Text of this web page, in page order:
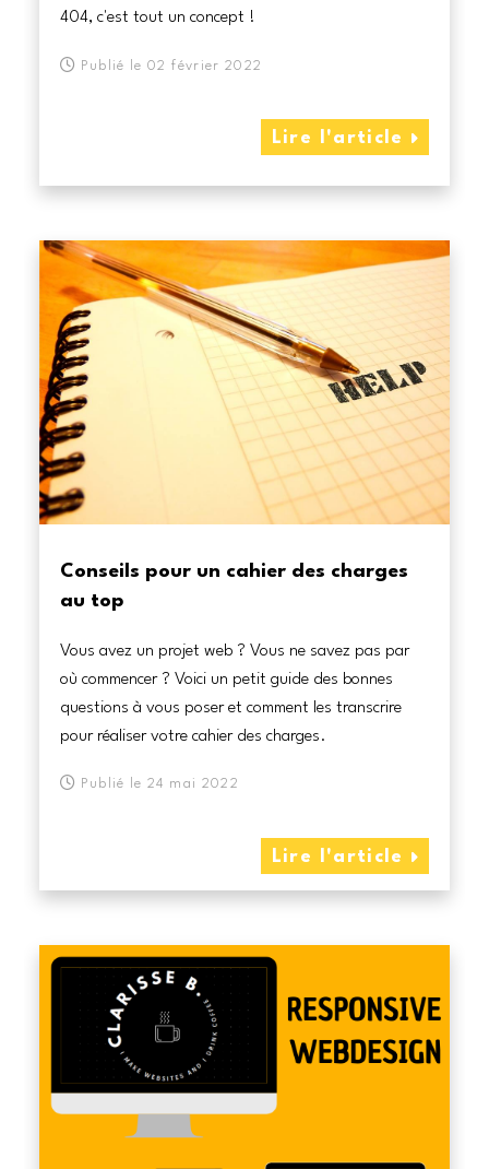
404, c'est tout un concept !
Publié le 02 février 2022
Lire l'article
Conseils pour un cahier des charges
au top
Vous avez un projet web ? Vous ne savez pas par
où commencer ? Voici un petit guide des bonnes
questions à vous poser et comment les transcrire
pour réaliser votre cahier des charges.
Publié le 24 mai 2022
Lire l'article